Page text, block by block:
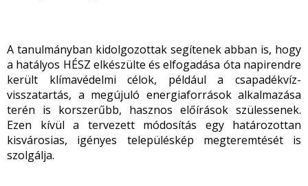
A tanulmányban kidolgozottak segítenek abban is, hogy
a hatályos HÉSZ elkészülte és elfogadása óta napirendre
került klímavédelmi célok, például a csapadékvíz-
visszatartás, a megújuló energiaforrások alkalmazása
terén is korszerűbb, hasznos előírások szülessenek.
Ezen kívül a tervezett módosítás egy határozottan
kisvárosias, igényes településkép megteremtését is
szolgálja.